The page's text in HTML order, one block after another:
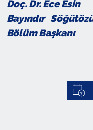
Doç. Dr. Ece Esin
Bayındır
Bölüm Başkanı